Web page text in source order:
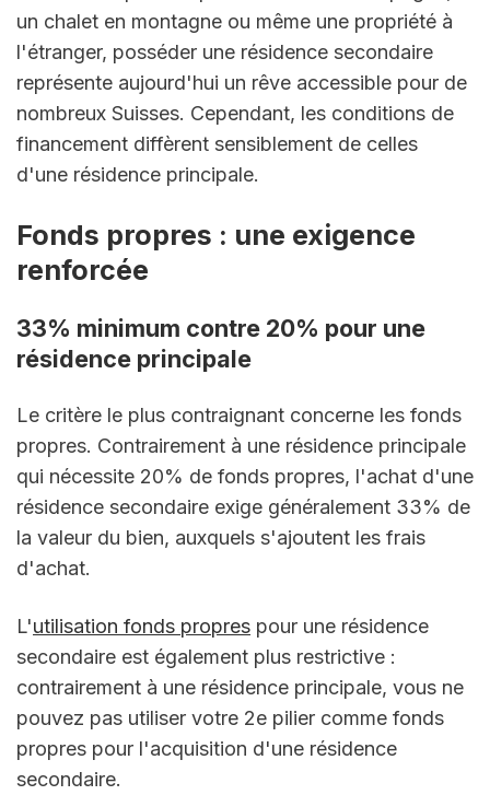
un chalet en montagne ou même une propriété à
l'étranger, posséder une résidence secondaire
représente aujourd'hui un rêve accessible pour de
nombreux Suisses. Cependant, les conditions de
financement diffèrent sensiblement de celles
d'une résidence principale.
Fonds propres : une exigence
renforcée
33% minimum contre 20% pour une
résidence principale
Le critère le plus contraignant concerne les fonds
propres. Contrairement à une résidence principale
qui nécessite 20% de fonds propres, l'achat d'une
résidence secondaire exige généralement 33% de
la valeur du bien, auxquels s'ajoutent les frais
d'achat.
L'utilisation fonds propres pour une résidence
secondaire est également plus restrictive :
contrairement à une résidence principale, vous ne
pouvez pas utiliser votre 2e pilier comme fonds
propres pour l'acquisition d'une résidence
secondaire.